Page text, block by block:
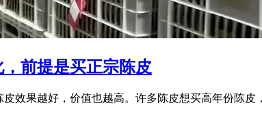
前提是买正宗陈皮
效果越好，价值也越高。许多陈皮想买高年份陈皮